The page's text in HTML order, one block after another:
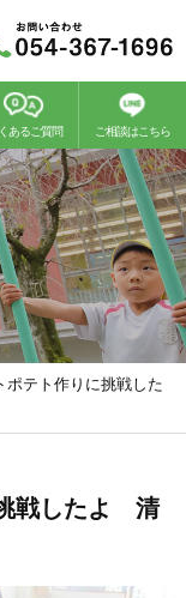
どもの森
あるご質問 ご相談はこちら
ポテト作りに挑戦した
戦したよ 清